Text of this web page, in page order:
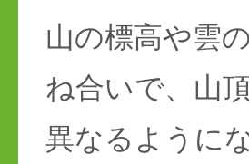
山の標高や雲
ね合いで、山
異なるように